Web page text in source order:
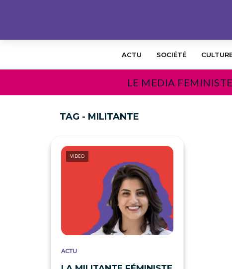
ACTU SOCIÉTÉ
LE MEDIA
TAG - MILITANTE
VIDEO
ACTU